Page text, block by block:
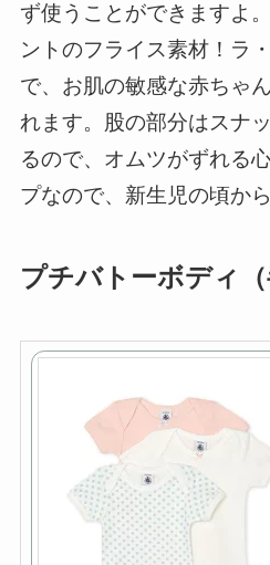
ず使うことができますよ
ントのフライス素材！ラ
で、お肌の敏感な赤ちゃ
れます。股の部分はスナ
るので、オムツがずれる
プなので、新生児の頃か
プチバトーボディ（